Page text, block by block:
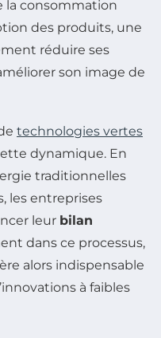
la consommation
des produits, une
réduire ses
son image de
technologies vertes
dynamique. En
traditionnelles
les entreprises
leur bilan
dans ce processus,
alors indispensable
à faibles